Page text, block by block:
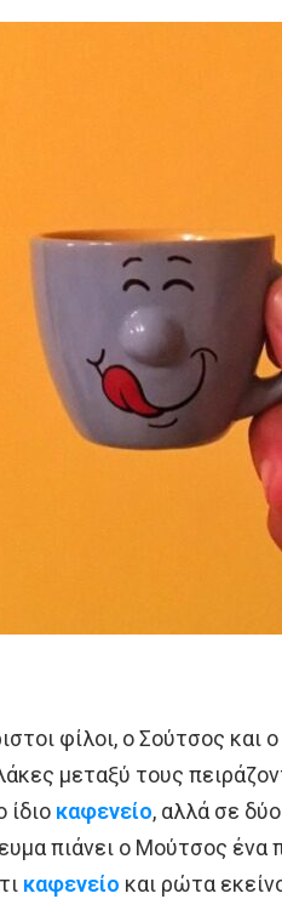
φίλοι, ο Σούτσος και
μεταξύ τους
καφενείο, αλλά σε
πιάνει ο Μούτσος ένα
καφενείο και ρώτα